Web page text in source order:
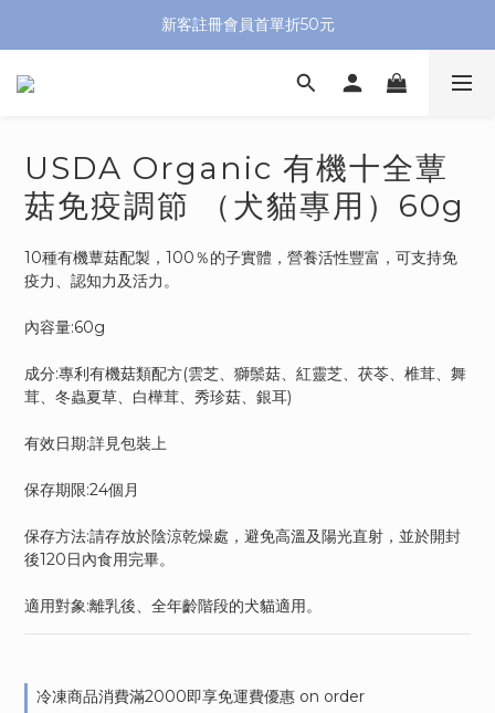
新客註冊會員首單折50元
USDA Organic 有機十全蕈
菇免疫調節 （犬貓專用）60g
10種有機蕈菇配製，100％的子實體，營養活性豐富，可支持免
疫力、認知力及活力。
內容量:60g
成分:專利有機菇類配方(雲芝、獅鬃菇、紅靈芝、茯苓、椎茸、舞
茸、冬蟲夏草、白樺茸、秀珍菇、銀耳)
有效日期:詳見包裝上
保存期限:24個月
保存方法:請存放於陰涼乾燥處，避免高溫及陽光直射，並於開封
後120日內食用完畢。
適用對象:離乳後、全年齡階段的犬貓適用。
冷凍商品消費滿2000即享免運費優惠 on order